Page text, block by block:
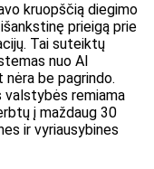
kruopščią diegimo
prieigą prie
Tai suteiktų
nuo AI
be pagrindo.
valstybės remiama
į maždaug 30
ir vyriausybines